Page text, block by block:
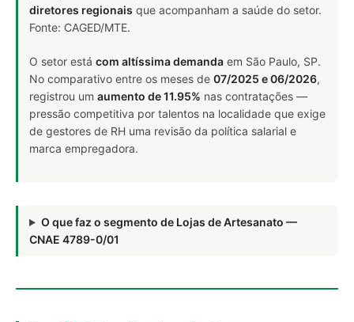
diretores regionais que acompanham a saúde do setor.
Fonte: CAGED/MTE.
O setor está com altíssima demanda em São Paulo, SP.
No comparativo entre os meses de 07/2025 e 06/2026,
registrou um aumento de 11.95% nas contratações —
pressão competitiva por talentos na localidade que exige
de gestores de RH uma revisão da política salarial e
marca empregadora.
O que faz o segmento de Lojas de Artesanato —
CNAE 4789-0/01